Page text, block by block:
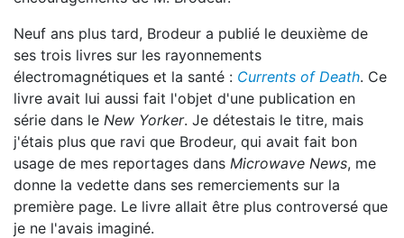
Neuf ans plus tard, Brodeur a publié le deuxième de
ses trois livres sur les rayonnements
électromagnétiques et la santé : Currents of Death. Ce
livre avait lui aussi fait l'objet d'une publication en
série dans le New Yorker. Je détestais le titre, mais
j'étais plus que ravi que Brodeur, qui avait fait bon
usage de mes reportages dans Microwave News, me
donne la vedette dans ses remerciements sur la
première page. Le livre allait être plus controversé que
je ne l'avais imaginé.